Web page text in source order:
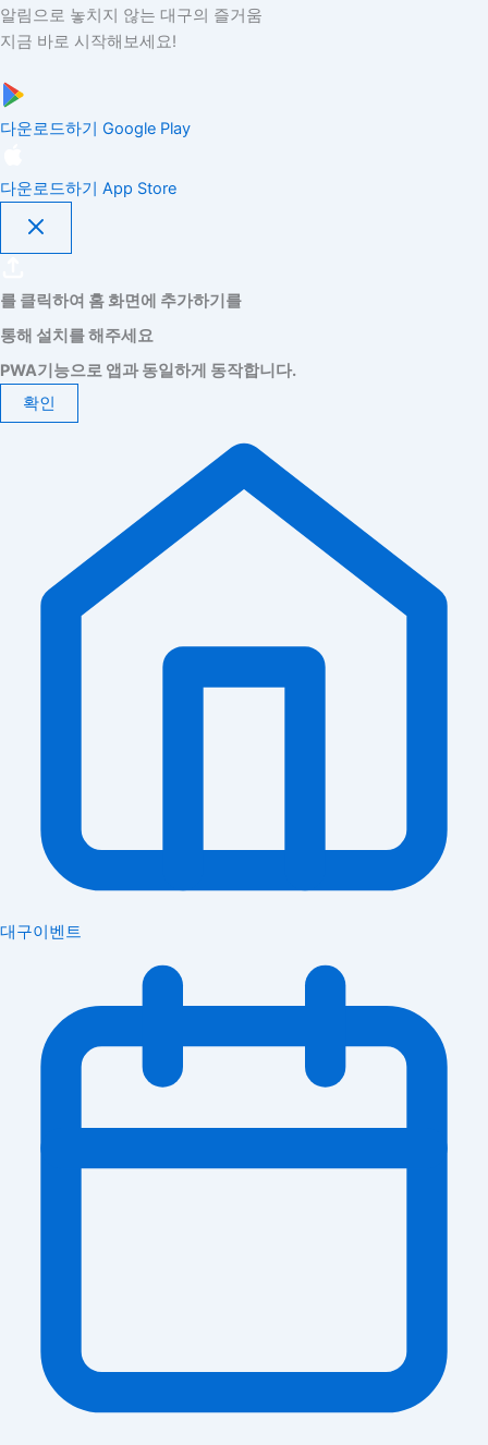
알림으로 놓치지 않는 대구의 즐거움
지금 바로 시작해보세요!
다운로드하기 Google Play
다운로드하기 App Store
를 클릭하여 홈 화면에 추가하기를
통해 설치를 해주세요
PWA기능으로 앱과 동일하게 동작합니다.
확인
대구이벤트